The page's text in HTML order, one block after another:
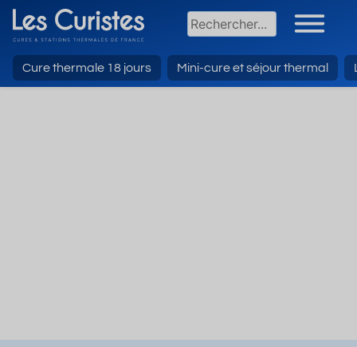
Cure thermale 18 jours Mini-cure et séjour thermal